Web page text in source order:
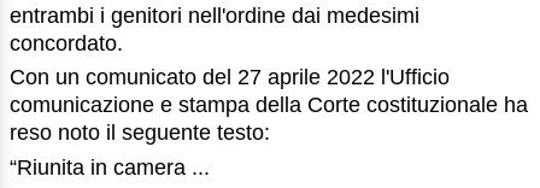
entrambi i genitori nell'ordine dai medesimi
concordato.
Con un comunicato del 27 aprile 2022 l'Ufficio
comunicazione e stampa della Corte costituzionale ha
reso noto il seguente testo:
“Riunita in camera ...